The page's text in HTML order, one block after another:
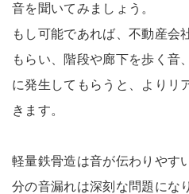
音を聞いてみましょう。
もし可能であれば、不動産会
もらい、階段や廊下を歩く音
に発生してもらうと、よりリ
きます。
軽量鉄骨造は音が伝わりやす
分の音漏れは深刻な問題にな